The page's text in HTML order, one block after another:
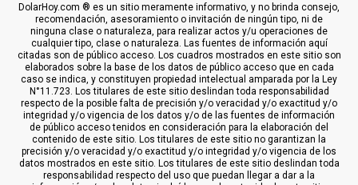
DolarHoy.com ® es un sitio meramente informativo, y no brinda consejo,
recomendación, asesoramiento o invitación de ningún tipo, ni de
ninguna clase o naturaleza, para realizar actos y/u operaciones de
cualquier tipo, clase o naturaleza. Las fuentes de información aquí
citadas son de público acceso. Los cuadros mostrados en este sitio son
elaborados sobre la base de los datos de público acceso que en cada
caso se indica, y constituyen propiedad intelectual amparada por la Ley
N°11.723. Los titulares de este sitio deslindan toda responsabilidad
respecto de la posible falta de precisión y/o veracidad y/o exactitud y/o
integridad y/o vigencia de los datos y/o de las fuentes de información
de público acceso tenidos en consideración para la elaboración del
contenido de este sitio. Los titulares de este sitio no garantizan la
precisión y/o veracidad y/o exactitud y/o integridad y/o vigencia de los
datos mostrados en este sitio. Los titulares de este sitio deslindan toda
responsabilidad respecto del uso que puedan llegar a dar a la